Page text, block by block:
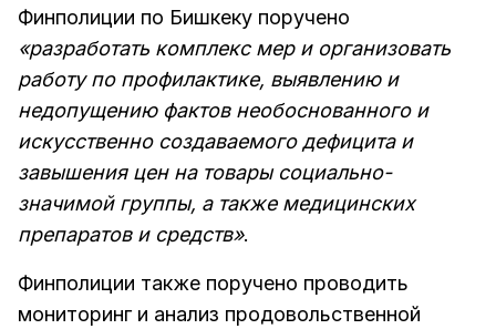
Финполиции по Бишкеку поручено
«разработать комплекс мер и организовать
работу по профилактике, выявлению и
недопущению фактов необоснованного и
искусственно создаваемого дефицита и
завышения цен на товары социально-
значимой группы, а также медицинских
препаратов и средств».
Финполиции также поручено проводить
мониторинг и анализ продовольственной